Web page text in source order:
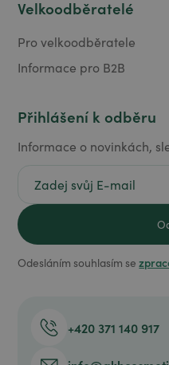
Velkoodběratelé
Pro velkoodběratele
Informace pro B2B
Přihlášení k odběru
Informace o novinkách,
Odesláním souhlasím se
+420 371 140 917